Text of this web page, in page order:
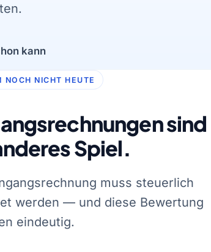
kann
NOCH NICHT HEUTE
sind
Spiel.
muss steuerlich
werden — und diese Bewertung
eindeutig.